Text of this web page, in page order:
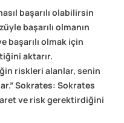
başarılı olabilirsin
başarılı olmanın
başarılı olmak için
aktarır.
riskleri alanlar, senin
Sokrates: Sokrates
ve risk gerektirdiğini